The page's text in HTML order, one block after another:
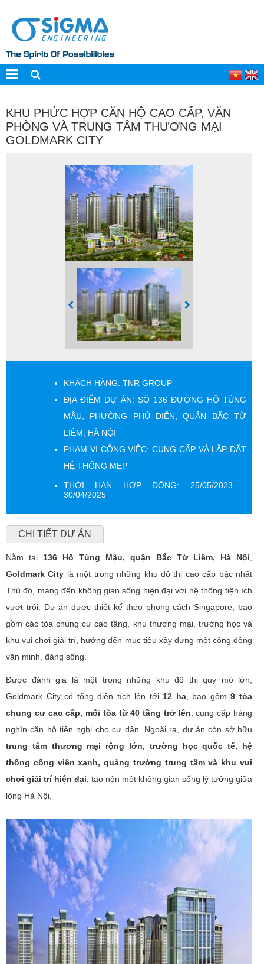
KHU PHỨC HỢP CĂN HỘ CAO CẤP, VĂN
PHÒNG VÀ TRUNG TÂM THƯƠNG MẠI
GOLDMARK CITY
KHÁCH HÀNG: TNR GROUP
ĐỊA ĐIỂM DỰ ÁN: SỐ 136 ĐƯỜNG HỒ TÙNG
MẬU, PHƯỜNG PHÚ DIỄN, QUẬN BẮC TỪ
LIÊM, HÀ NỘI
PHẠM VI CÔNG VIỆC: CUNG CẤP VÀ LẮP ĐẶT
HỆ THỐNG MEP
THỜI HẠN HỢP ĐỒNG: 25/05/2023 -
30/04/2025
CHI TIẾT DỰ ÁN
Nằm tại 136 Hồ Tùng Mậu, quận Bắc Từ Liêm, Hà Nội
Goldmark City là một trong những khu đô thị cao cấp bậc nhất
Thủ đô, mang đến không gian sống hiện đại với hệ thống tiện ích
vượt trội. Dự án được thiết kế theo phong cách Singapore, bao
gồm các tòa chung cư cao tầng, khu thương mại, trường học và
khu vui chơi giải trí, hướng đến mục tiêu xây dựng một cộng đồng
văn minh, đáng sống.
Được đánh giá là một trong những khu đô thị quy mô lớn,
Goldmark City có tổng diện tích lên tới 12 ha, bao gồm9 tòa
chung cư cao cấp, mỗi tòa từ 40 tầng trở lên , cung cấp hàng
nghìn căn hộ tiện nghi cho cư dân. Ngoài ra, dự án còn sở hữu
trung tâm thương mại rộng lớn, trường học quốc tế, hệ
thống công viên xanh, quảng trường trung tâm và khu vui
chơi giải trí hiện đại , tạo nên một không gian sống lý tưởng giữa
lòng Hà Nội.